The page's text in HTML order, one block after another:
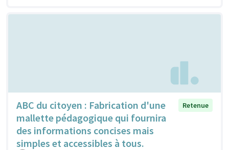
ABC du citoyen : Fabrication d'une
mallette pédagogique qui fournira
des informations concises mais
simples et accessibles à tous.
Retenue